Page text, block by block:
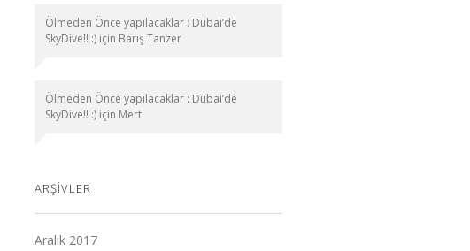
Ölmeden Önce yapılacaklar : Dubai’de
SkyDive!! :) için Barış Tanzer
Ölmeden Önce yapılacaklar : Dubai’de
SkyDive!! :) için Mert
ARŞIVLER
Aralık 2017